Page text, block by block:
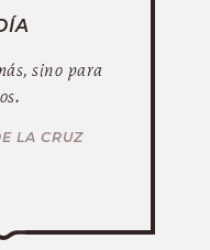
sino para
LA CRUZ